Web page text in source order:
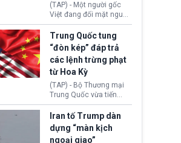
(TAP) - Một người gốc
Việt đang đối mặt nguy
cơ bị trục xuất khỏi Hoa
Kỳ sau khi đã chấp hành
xong bản án liên quan
đến tội ác từ hơn 30
năm trước tại California.
Trung Quốc tung
“đòn kép” đáp trả
các lệnh trừng phạt
từ Hoa Kỳ
(TAP) - Bộ Thương mại
Trung Quốc vừa tiến
hành áp đặt lệnh trừng
phạt lên hàng loạt thực
thể và siết chặt kiểm
soát xuất khẩu máy bay
Iran tố Trump dàn
dựng “màn kịch
ngoại giao”